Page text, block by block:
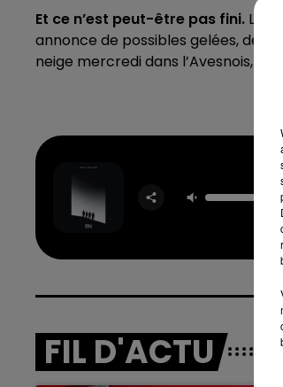
Et ce n’est peut-être pas fini. La
annonce de possibles gelées, des
neige mercredi dans l’Avesnois, la
FIL D'ACTU